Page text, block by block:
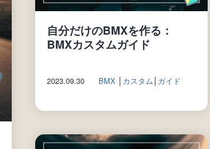
自分だけのBMXを作る：
BMXカスタムガイド
2023.09.30 BMX │ カスタム │ ガイド